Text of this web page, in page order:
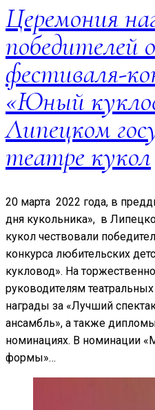
Церемония
победителей
фестиваля-
«Юный
Липецком
театре кукол
20 марта 2022 года, в
дня кукольника», в
кукол чествовали
конкурса любительских
кукловод». На
руководителям
награды за «Лучший
ансамбль», а также
номинациях. В номинации
формы»…